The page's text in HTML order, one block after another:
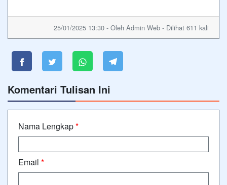
25/01/2025 13:30 - Oleh Admin Web - Dilihat 611 kali
Komentari Tulisan Ini
Nama Lengkap*
Email *